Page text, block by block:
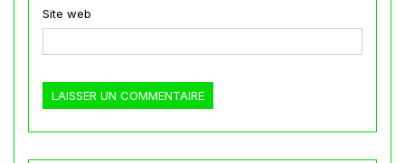
Site web